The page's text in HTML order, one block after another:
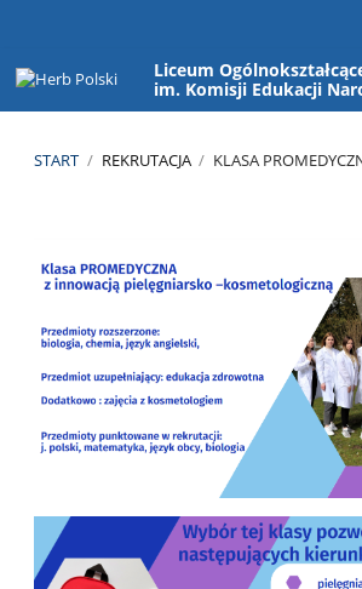
Liceum
im. Komisji Edukacji
START / REKRUTACJA / KLASA